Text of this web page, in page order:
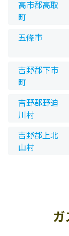
高市郡高取
町
五條市
吉野郡下市
町
吉野郡野迫
川村
吉野郡上北
山村